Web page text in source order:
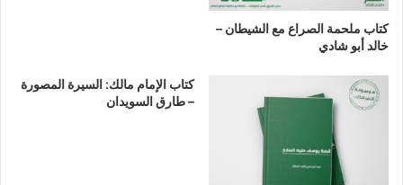
كتاب ملحمة الصراع مع الشيطان –
خالد أبو شادي
كتاب الإمام مالك: السيرة المصورة
– طارق السويدان